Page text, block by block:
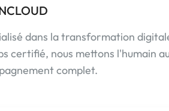
dans la transformation
certifié, nous mettons l'humain
complet.